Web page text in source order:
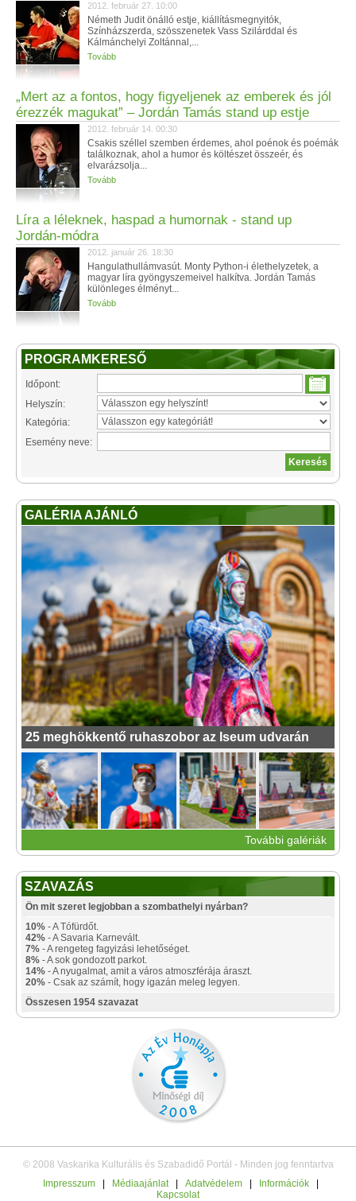
2012. február 27. 10:00
Németh Judit önálló estje, kiállításmegnyitók,
Színházszerda, szösszenetek Vass Szilárddal és
Kálmánchelyi Zoltánnal,...
Tovább
„Mert az a fontos, hogy figyeljenek az emberek és jól
érezzék magukat” – Jordán Tamás stand up estje
2012. február 14. 00:30
Csakis széllel szemben érdemes, ahol poénok és poémák
találkoznak, ahol a humor és költészet összeér, és
elvarázsolja...
Tovább
Líra a léleknek, haspad a humornak - stand up
Jordán-módra
2012. január 26. 18:30
Hangulathullámvasút. Monty Python-i élethelyzetek, a
magyar líra gyöngyszemeivel halkítva. Jordán Tamás
különleges élményt...
Tovább
PROGRAMKERESŐ
Időpont:
Helyszín:
Kategória:
Esemény neve:
GALÉRIA AJÁNLÓ
25 meghökkentő ruhaszobor az Iseum udvarán
További galériák
SZAVAZÁS
Ön mit szeret legjobban a szombathelyi nyárban?
10% - A Tófürdőt.
42% - A Savaria Karnevált.
7% - A rengeteg fagyizási lehetőséget.
8% - A sok gondozott parkot.
14% - A nyugalmat, amit a város atmoszférája áraszt.
20% - Csak az számít, hogy igazán meleg legyen.
Összesen 1954 szavazat
© 2008 Vaskarika Kulturális és Szabadidő Portál - Minden jog fenntartva
Impresszum
Médiaajánlat Adatvédelem Információk
Kapcsolat